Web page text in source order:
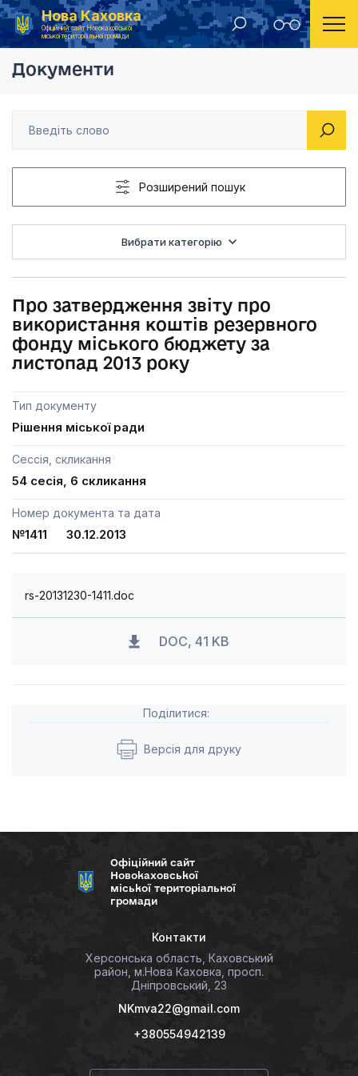
Нова Каховка
Офіційний сайт Новокаховської
міської територіальної громади
Головна Рішення Новокаховської міської ради 2013 рік Про затвердження
Документи
Розширений пошук
Вибрати категорію
Про затвердження звіту про
використання коштів резервного
фонду міського бюджету за
листопад 2013 року
Тип документу
Рішення міської ради
Сессія, скликання
54 сесія, 6 скликання
Номер документа та дата
№1411 30.12.2013
rs-20131230-1411.doc
DOC, 41 KB
Поділитися:
Версія для друку
Офіційний сайт
Новокаховської
міської територіальної
громади
Контакти
Херсонська область, Каховський
район, м.Нова Каховка, просп.
Дніпровський, 23
NKmva22@gmail.com
+380554942139